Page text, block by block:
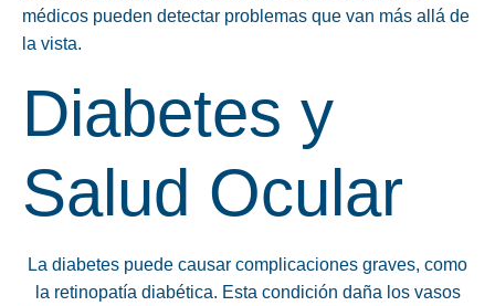
médicos pueden detectar problemas que van más allá de
la vista.
Diabetes y
Salud Ocular
La diabetes puede causar complicaciones graves, como
la retinopatía diabética. Esta condición daña los vasos